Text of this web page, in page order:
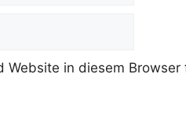
Website in diesem